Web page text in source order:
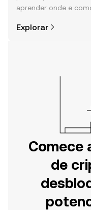
aprender onde e
Começa a tua viagem
Explorar
Comece
de